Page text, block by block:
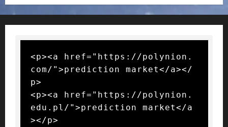
<p><a href="https://polynion.
com/">prediction market</a></
p>
<p><a href="https://polynion.
edu.pl/">prediction market</a
></p>